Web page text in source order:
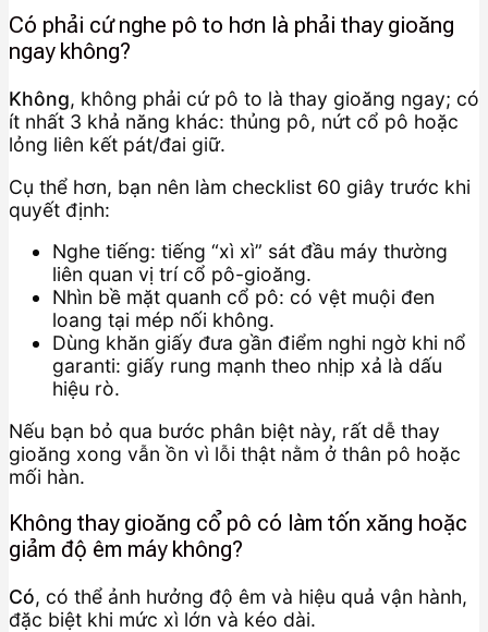
Có phải cứ nghe pô to hơn là phải thay gioăng
ngay không?
Không, không phải cứ pô to là thay gioăng ngay; có
ít nhất 3 khả năng khác: thủng pô, nứt cổ pô hoặc
lỏng liên kết pát/đai giữ.
Cụ thể hơn, bạn nên làm checklist 60 giây trước khi
quyết định:
Nghe tiếng: tiếng “xì xì” sát đầu máy thường
liên quan vị trí cổ pô-gioăng.
Nhìn bề mặt quanh cổ pô: có vệt muội đen
loang tại mép nối không.
Dùng khăn giấy đưa gần điểm nghi ngờ khi nổ
garanti: giấy rung mạnh theo nhịp xả là dấu
hiệu rò.
Nếu bạn bỏ qua bước phân biệt này, rất dễ thay
gioăng xong vẫn ồn vì lỗi thật nằm ở thân pô hoặc
mối hàn.
Không thay gioăng cổ pô có làm tốn xăng hoặc
giảm độ êm máy không?
Có, có thể ảnh hưởng độ êm và hiệu quả vận hành,
đặc biệt khi mức xì lớn và kéo dài.